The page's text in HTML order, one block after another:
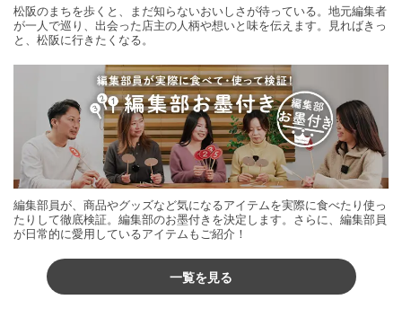
松阪のまちを歩くと、まだ知らないおいしさが待っている。地元編集者
が一人で巡り、出会った店主の人柄や想いと味を伝えます。見ればきっ
と、松阪に行きたくなる。
編集部員が、商品やグッズなど気になるアイテムを実際に食べたり使っ
たりして徹底検証。編集部のお墨付きを決定します。さらに、編集部員
が日常的に愛用しているアイテムもご紹介！
一覧を見る